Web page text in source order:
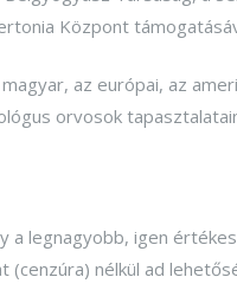
Központ
az európai, az
orvosok
legnagyobb, igen
(cenzúra) nélkül ad